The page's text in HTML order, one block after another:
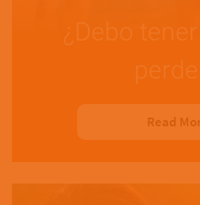
¿Debo
Read